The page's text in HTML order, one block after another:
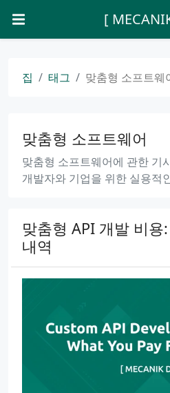
[
집 태그 맞춤형 소프트웨
맞춤형 소프트웨어
맞춤형 소프트웨어에 관한 기
개발자와 기업을 위한 실용적
맞춤형 API 개발 비
내역